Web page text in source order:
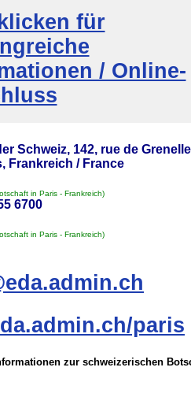
für
/ Online-
Schweiz, 142, rue de
Frankreich / France
in Paris - Frankreich)
6700
in Paris - Frankreich)
paris
zur schweizerischen